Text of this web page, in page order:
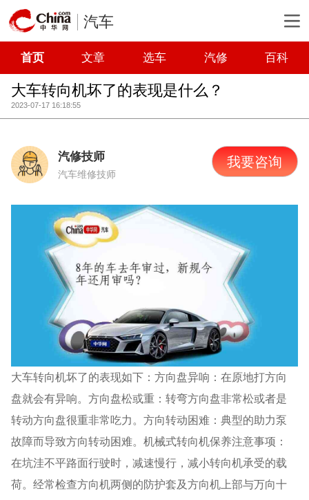
汽车
首页 文章 选车 汽修 百科
大车转向机坏了的表现是什么？
2023-07-17 16:18:55
汽修技师
汽车维修技师
我要咨询
大车转向机坏了的表现如下：方向盘异响：在原地打方向
盘就会有异响。方向盘松或重：转弯方向盘非常松或者是
转动方向盘很重非常吃力。方向转动困难：典型的助力泵
故障而导致方向转动困难。机械式转向机保养注意事项：
在坑洼不平路面行驶时，减速慢行，减小转向机承受的载
荷。经常检查方向机两侧的防护套及方向机上部与万向十